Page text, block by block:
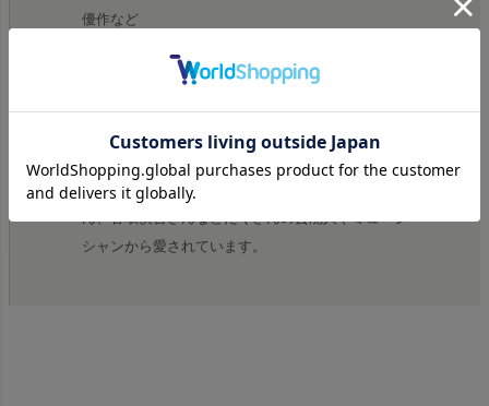
優作など
様々な芸能人から愛される眼鏡
グルスみたいなNEW WAVEな気分になれるのがい
い。」と語っています。また宮川大輔さん、西川貴
教さん、田村淳さん、妻夫木聡さん、木村拓哉さ
ん、香取慎吾さんなどたくさんの芸能人やミュージ
シャンから愛されています。